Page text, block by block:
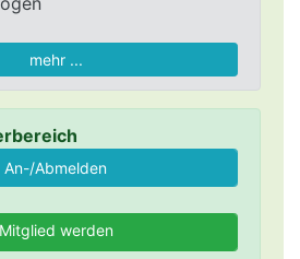
mehr ...
Mitglied werden